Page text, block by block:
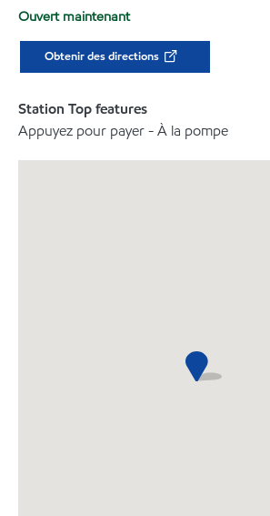
Ouvert maintenant
Obtenir des directions
Station Top features
Appuyez pour payer - À la pompe